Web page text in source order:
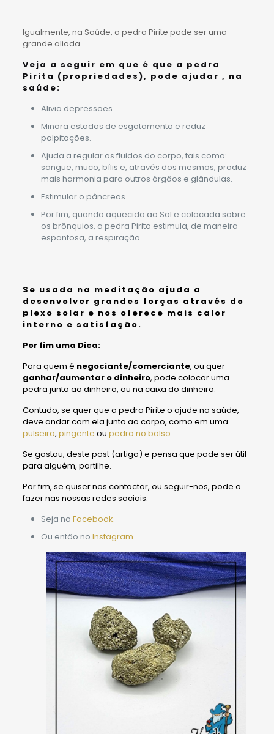
Igualmente, na Saúde, a pedra Pirite pode ser uma
grande aliada.
Veja a seguir em que é que a pedra
Pirita (propriedades), pode ajudar , na
saúde:
Alivia depressões.
Minora estados de esgotamento e reduz
palpitações.
Ajuda a regular os fluidos do corpo, tais como:
sangue, muco, bílis e, através dos mesmos, produz
mais harmonia para outros órgãos e glândulas.
Estimular o pâncreas.
Por fim, quando aquecida ao Sol e colocada sobre
os brônquios, a pedra Pirita estimula, de maneira
espantosa, a respiração.
Se usada na meditação ajuda a
desenvolver grandes forças através do
plexo solar e nos oferece mais calor
interno e satisfação.
Por fim uma Dica:
Para quem é negociante/comerciante, ou quer
ganhar/aumentar o dinheiro, pode colocar uma
pedra junto ao dinheiro, ou na caixa do dinheiro.
Contudo, se quer que a pedra Pirite o ajude na saúde,
deve andar com ela junto ao corpo, como em uma
pulseira, pingente ou pedra no bolso.
Se gostou, deste post (artigo) e pensa que pode ser útil
para alguém, partilhe.
Por fim, se quiser nos contactar, ou seguir-nos, pode o
fazer nas nossas redes sociais:
Seja no Facebook.
Ou então no Instagram.